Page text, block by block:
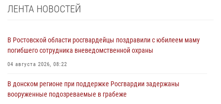
ЛЕНТА НОВОСТЕЙ
В Ростовской области росгвардейцы поздравили с юбилеем маму
погибшего сотрудника вневедомственной охраны
04 августа 2026, 08:22
В донском регионе при поддержке Росгвардии задержаны
вооруженные подозреваемые в грабеже